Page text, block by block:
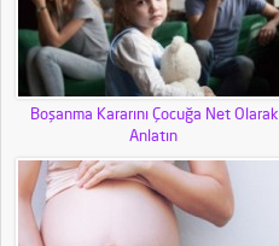
Boşanma Kararını Çocuğa Net Olarak
Anlatın